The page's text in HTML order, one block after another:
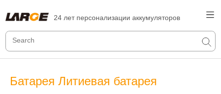
24 лет персонализации аккумуляторов
Батарея Литиевая батарея